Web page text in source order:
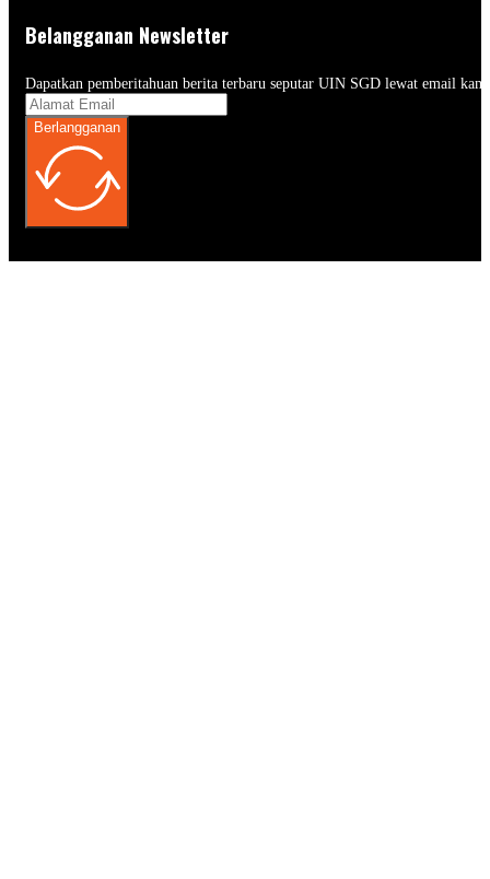
Belangganan Newsletter
Dapatkan pemberitahuan berita terbaru seputar UIN SGD lewat email
Berlangganan